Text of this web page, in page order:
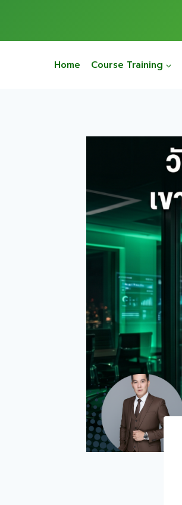
Home Course Training